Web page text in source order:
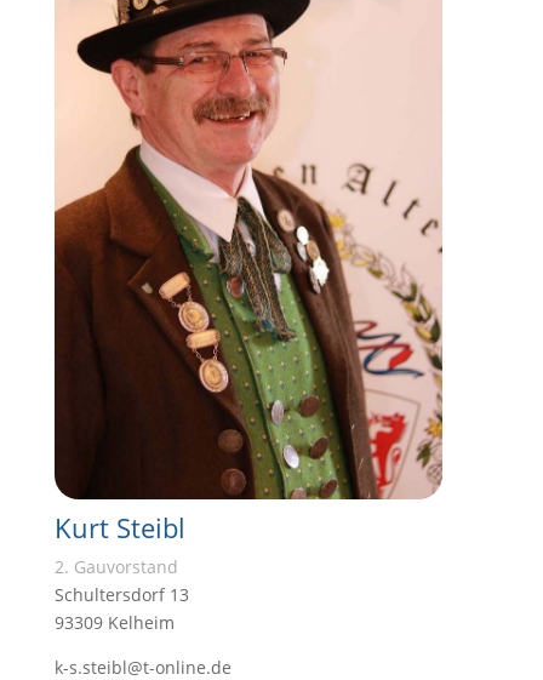
Kurt Steibl
2. Gauvorstand
Schultersdorf 13
93309 Kelheim
k-s.steibl@t-online.de